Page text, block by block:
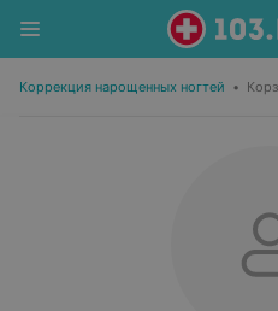
Коррекция нарощенных ногтей •